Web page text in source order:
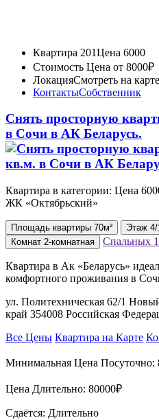
Квартира 201Цена 6000
Стоимость Цена от 8000₽
ЛокацияСмотреть на карте
КонтактыСобственник
Снять просторную
в Сочи в АК Беларусь.
Квартира в категории: Цена
ЖК «Октябрьский»
Площадь квартиры 70м² Этаж 4/
Комнат 2-комнатная Спальных 1
Квартира в Ак «Беларусь»
комфортного проживания в
ул. Политехническая 62/1
край 354008 Российская
Все Цены Квартира на Карте
Минимальная Цена Посуточно:
Цена Длительно: 80000₽
Сдаётся: Длительно